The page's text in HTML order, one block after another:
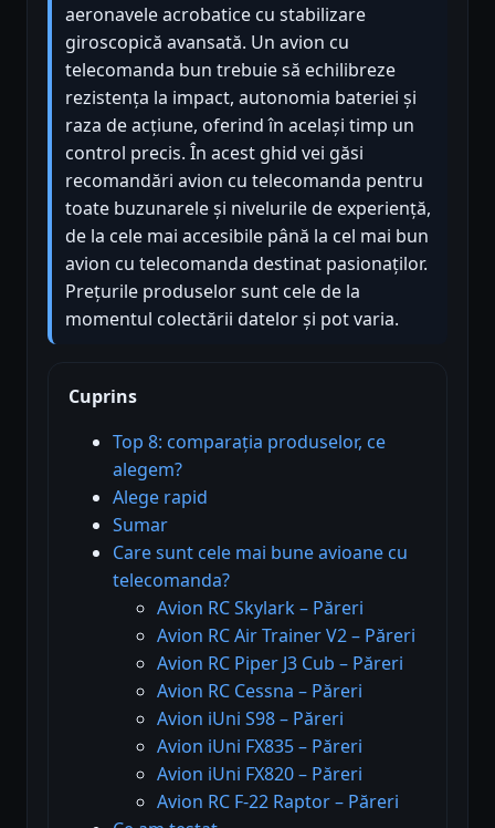
aeronavele acrobatice cu stabilizare
giroscopică avansată. Un avion cu
telecomanda bun trebuie să echilibreze
rezistența la impact, autonomia bateriei și
raza de acțiune, oferind în același timp un
control precis. În acest ghid vei găsi
recomandări avion cu telecomanda pentru
toate buzunarele și nivelurile de experiență,
de la cele mai accesibile până la cel mai bun
avion cu telecomanda destinat pasionaților.
Prețurile produselor sunt cele de la
momentul colectării datelor și pot varia.
Cuprins
Top 8: comparația produselor, ce
alegem?
Alege rapid
Sumar
Care sunt cele mai bune avioane cu
telecomanda?
Avion RC Skylark – Păreri
Avion RC Air Trainer V2 – Păreri
Avion RC Piper J3 Cub – Păreri
Avion RC Cessna – Păreri
Avion iUni S98 – Păreri
Avion iUni FX835 – Păreri
Avion iUni FX820 – Păreri
Avion RC F-22 Raptor – Păreri